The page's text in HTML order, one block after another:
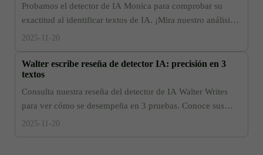
Probamos el detector de IA Monica para comprobar su
exactitud al identificar textos de IA. ¡Mira nuestro análisis,
resultados e ideas!
2025-11-20
Walter escribe reseña de detector IA: precisión en 3
textos
Consulta nuestra reseña del detector de IA Walter Writes
para ver cómo se desempeña en 3 pruebas. Conoce sus
fortalezas, debilidades, precios y alternativas.
2025-11-20